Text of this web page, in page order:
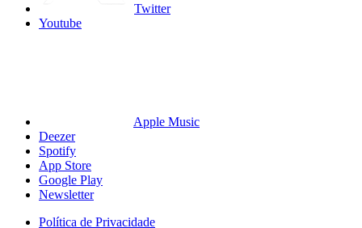
Twitter
Youtube
Apple Music
Deezer
Spotify
App Store
Google Play
Newsletter
Política de Privacidade